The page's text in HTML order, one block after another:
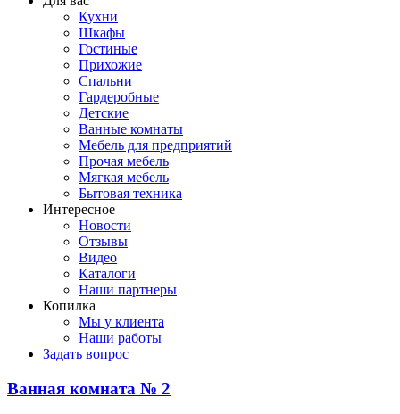
Кухни
Шкафы
Гостиные
Прихожие
Спальни
Гардеробные
Детские
Ванные комнаты
Мебель для предприятий
Прочая мебель
Мягкая мебель
Бытовая техника
Интересное
Новости
Отзывы
Видео
Каталоги
Наши партнеры
Копилка
Мы у клиента
Наши работы
Задать вопрос
Ванная комната № 2